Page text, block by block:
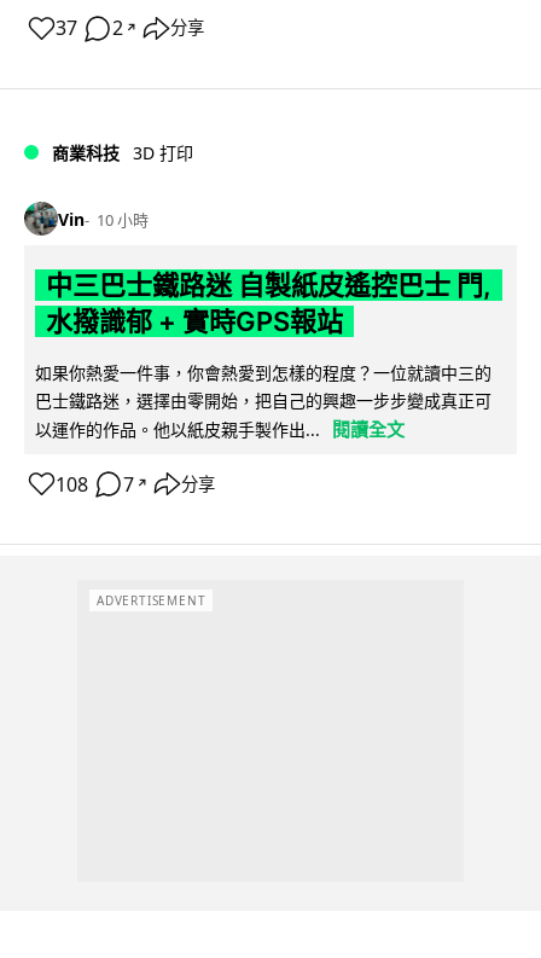
37 2 ↗ 分享
商業科技 3D 打印
Vin 10 小時
中三巴士鐵路迷 自製紙皮遙控巴士 門,
水撥識郁 + 實時GPS報站
如果你熱愛一件事，你會熱愛到怎樣的程度？一位就讀中三的
巴士鐵路迷，選擇由零開始，把自己的興趣一步步變成真正可
以運作的作品。他以紙皮親手製作出...
閱讀全文
108 7 ↗ 分享
ADVERTISEMENT